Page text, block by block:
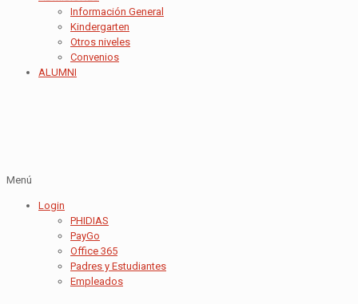
Información General
Kindergarten
Otros niveles
Convenios
ALUMNI
Menú
Login
PHIDIAS
PayGo
Office 365
Padres y Estudiantes
Empleados